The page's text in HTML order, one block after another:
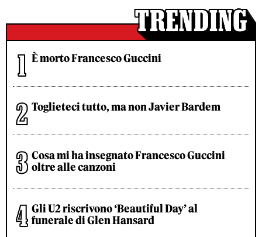
È morto Francesco Guccini
Toglieteci tutto, ma non Javier Bardem
Cosa mi ha insegnato Francesco Guccini
oltre alle canzoni
Gli U2 riscrivono ‘Beautiful Day’ al
funerale di Glen Hansard